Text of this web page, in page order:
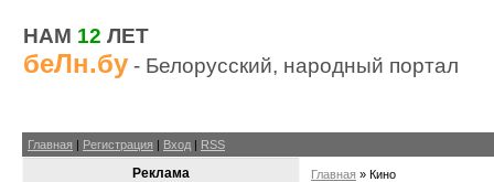
НАМ 12 ЛЕТ
беЛн.бу - Белорусский, народный портал
Главная | Регистрация | Вход | RSS
Реклама Главная » Кино